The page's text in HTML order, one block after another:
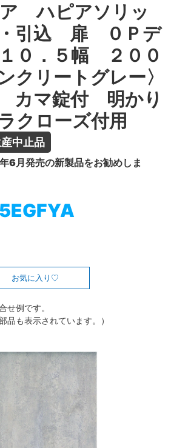
ア ハピアソリッ
引込 扉 ０Ｐデ
０．５幅 ２００
クリートグレー〉
マ錠付 明かり
クローズ付用
中止品
6月発売の新製品をお勧めしま
お気に入り
せ例です。
品も表示されています。）